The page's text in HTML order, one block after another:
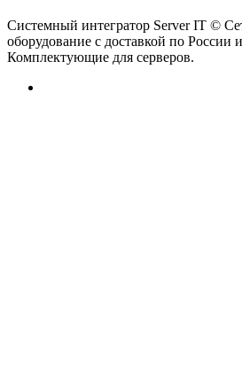
Системный интегратор Server IT ©
оборудование с доставкой по России
Комплектующие для серверов.